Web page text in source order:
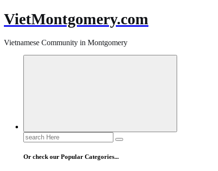
VietMontgomery.com
Vietnamese Community in Montgomery
Search
for:
Or check our Popular Categories...